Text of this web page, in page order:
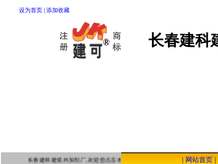
设为首页 添加收藏
长春建科建筑外加剂厂,欢迎您点击本站，我们将以优质的服务，低廉的价
网站首页|
长春建科